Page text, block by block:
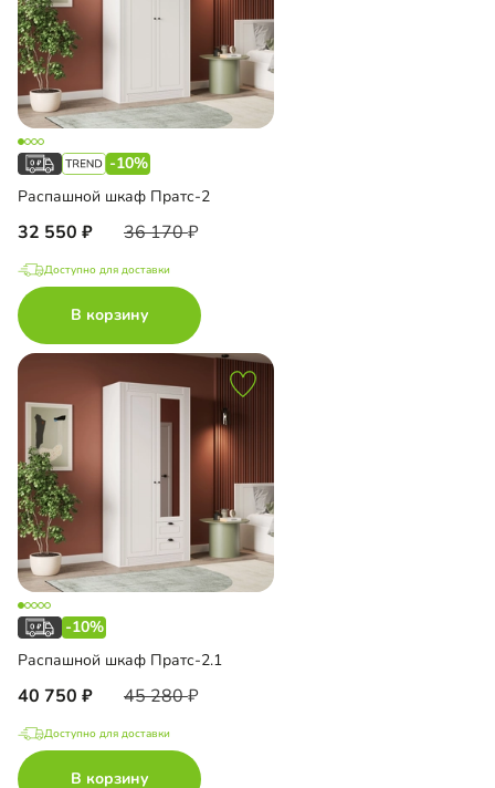
-10%
Распашной шкаф Пратс-2
32 550 36 170
Доступно для доставки
В корзину
-10%
Распашной шкаф Пратс-2.1
40 750 45 280
Доступно для доставки
В корзину